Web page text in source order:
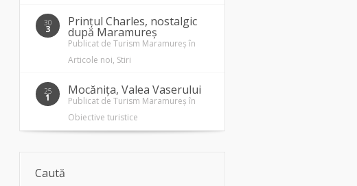
30
3
Prințul Charles, nostalgic
după Maramureș
Publicat de Turism Maramureș în
Articole noi, Stiri
25
1
Mocănița, Valea Vaserului
Publicat de Turism Maramureș în
Obiective turistice
Caută